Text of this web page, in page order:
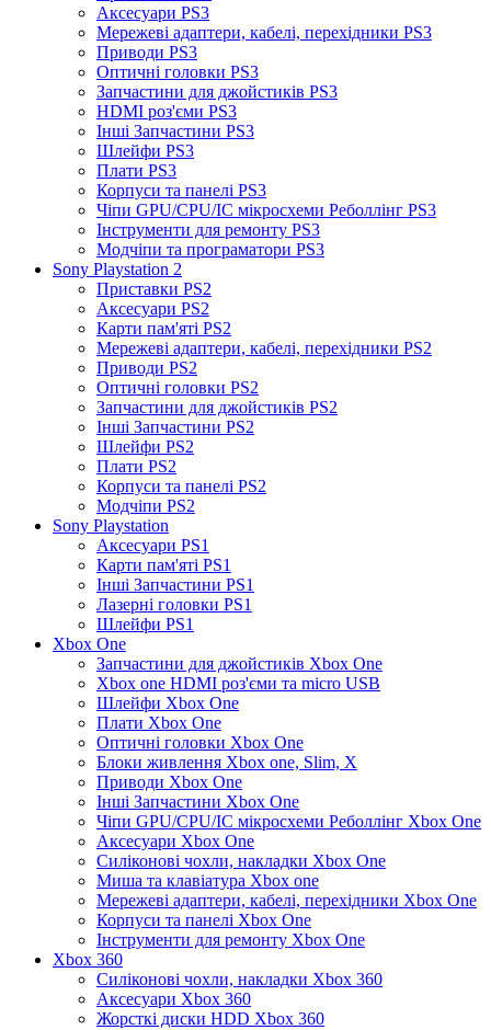
Аксесуари PS3
Мережеві адаптери, кабелі, перехідники PS3
Приводи PS3
Оптичні головки PS3
Запчастини для джойстиків PS3
HDMI роз'єми PS3
Інші Запчастини PS3
Шлейфи PS3
Плати PS3
Корпуси та панелі PS3
Чіпи GPU/CPU/IC мікросхеми Реболлінг PS3
Інструменти для ремонту PS3
Модчіпи та програматори PS3
Sony Playstation 2
Приставки PS2
Аксесуари PS2
Карти пам'яті PS2
Мережеві адаптери, кабелі, перехідники PS2
Приводи PS2
Оптичні головки PS2
Запчастини для джойстиків PS2
Інші Запчастини PS2
Шлейфи PS2
Плати PS2
Корпуси та панелі PS2
Модчіпи PS2
Sony Playstation
Аксесуари PS1
Карти пам'яті PS1
Інші Запчастини PS1
Лазерні головки PS1
Шлейфи PS1
Xbox One
Запчастини для джойстиків Xbox One
Xbox one HDMI роз'єми та micro USB
Шлейфи Xbox One
Плати Xbox One
Оптичні головки Xbox One
Блоки живлення Xbox one, Slim, X
Приводи Xbox One
Інші Запчастини Xbox One
Чіпи GPU/CPU/IC мікросхеми Реболлінг Xbox One
Аксесуари Xbox One
Силіконові чохли, накладки Xbox One
Миша та клавіатура Xbox one
Мережеві адаптери, кабелі, перехідники Xbox One
Корпуси та панелі Xbox One
Інструменти для ремонту Xbox One
Xbox 360
Силіконові чохли, накладки Xbox 360
Аксесуари Xbox 360
Жорсткі диски HDD Xbox 360